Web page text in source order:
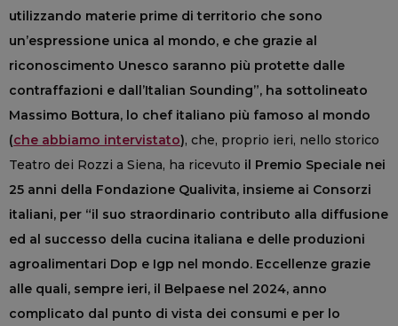
utilizzando materie prime di territorio che sono
un’espressione unica al mondo, e che grazie al
riconoscimento Unesco saranno più protette dalle
contraffazioni e dall’Italian Sounding”, ha sottolineato
Massimo Bottura, lo chef italiano più famoso al mondo
(che abbiamo intervistato), che, proprio ieri, nello storico
Teatro dei Rozzi a Siena, ha ricevuto il Premio Speciale nei
25 anni della Fondazione Qualivita, insieme ai Consorzi
italiani, per “il suo straordinario contributo alla diffusione
ed al successo della cucina italiana e delle produzioni
agroalimentari Dop e Igp nel mondo. Eccellenze grazie
alle quali, sempre ieri, il Belpaese nel 2024, anno
complicato dal punto di vista dei consumi e per lo